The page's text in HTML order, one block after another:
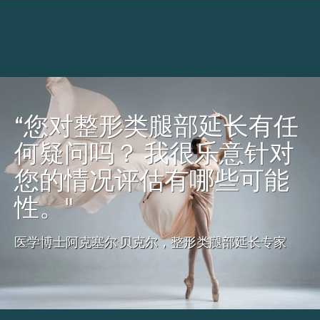
“您对整形类腿部延长有任
何疑问吗？ 我很乐意针对
您的情况评估有哪些可能
性。"
医学博士阿克塞尔·贝克尔，整形类腿部延长专家